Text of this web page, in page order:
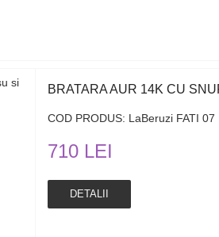
BRATARA AUR 14K CU
COD PRODUS: LaBeruzi FATI 07
710 LEI
DETALII